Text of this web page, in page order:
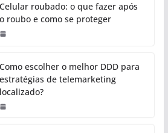
Celular roubado: o que fazer após
o roubo e como se proteger
Como escolher o melhor DDD para
estratégias de telemarketing
localizado?